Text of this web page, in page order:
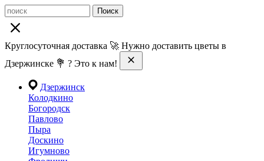
Поиск
Круглосуточная доставка 🚀 Нужно доставить цветы в
Дзержинске 💐 ? Это к нам!
Дзержинск
Колодкино
Богородск
Павлово
Пыра
Доскино
Игумново